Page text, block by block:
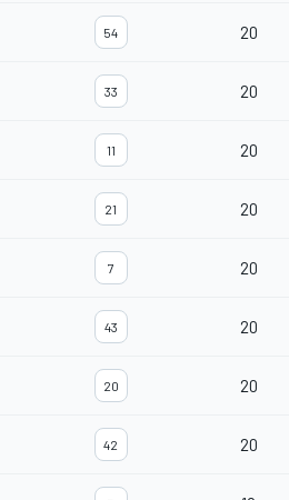
54 20
33 20
11 20
21 20
7 20
43 20
20 20
42 20